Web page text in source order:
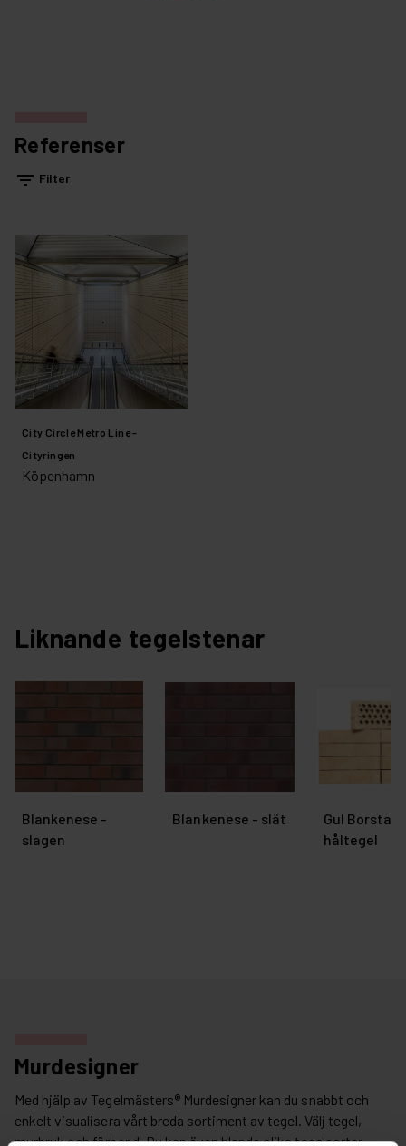
Referenser
filter_list Filter
City Circle Metro Line -
Cityringen
Köpenhamn
Liknande tegelstenar
Blankenese -
slagen
Blankenese - slät
Gul Borstad
håltegel
Murdesigner
Med hjälp av Tegelmästers® Murdesigner kan du snabbt och
enkelt visualisera vårt breda sortiment av tegel. Välj tegel,
murbruk och förband. Du kan även blanda olika tegelsorter.